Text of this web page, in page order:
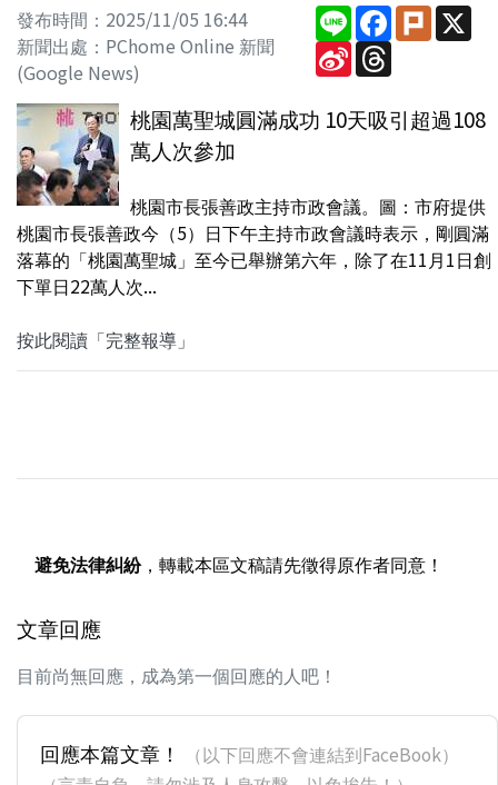
發布時間：2025/11/05 16:44
新聞出處：PChome Online 新聞
(Google News)
LineFacebook
PlurkX
Sina
Weibo
Threads
桃園萬聖城圓滿成功 10天吸引超過108
萬人次參加
桃園市長張善政主持市政會議。圖：市府提供
桃園市長張善政今（5）日下午主持市政會議時表示，剛圓滿
落幕的「桃園萬聖城」至今已舉辦第六年，除了在11月1日創
下單日22萬人次...
按此閱讀「完整報導」
避免法律糾紛，轉載本區文稿請先徵得原作者同意！
文章回應
目前尚無回應，成為第一個回應的人吧！
回應本篇文章！
（以下回應不會連結到FaceBook）